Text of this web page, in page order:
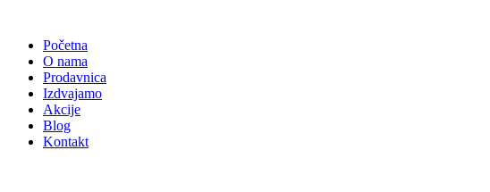
sadržajPočetna
O nama
Prodavnica
Izdvajamo
Akcije
Blog
Kontakt